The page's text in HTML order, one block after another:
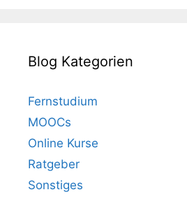
Blog Kategorien
Fernstudium
MOOCs
Online Kurse
Ratgeber
Sonstiges